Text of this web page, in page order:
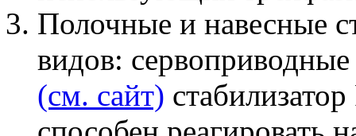
Полочные и навесные
видов:
(см. сайт)